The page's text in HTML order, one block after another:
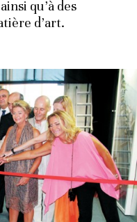
qu’à des
d’art.